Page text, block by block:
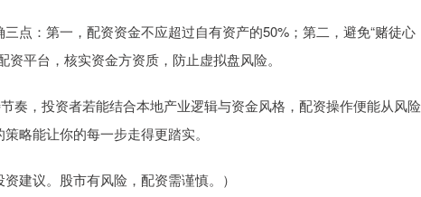
点：第一，配资资金不应超过自有资产的50%；第二，避免“赌徒心
平台，核实资金方资质，防止虚拟盘风险。
奏，投资者若能结合本地产业逻辑与资金风格，配资操作便能从风险
略能让你的每一步走得更踏实。
建议。股市有风险，配资需谨慎。）